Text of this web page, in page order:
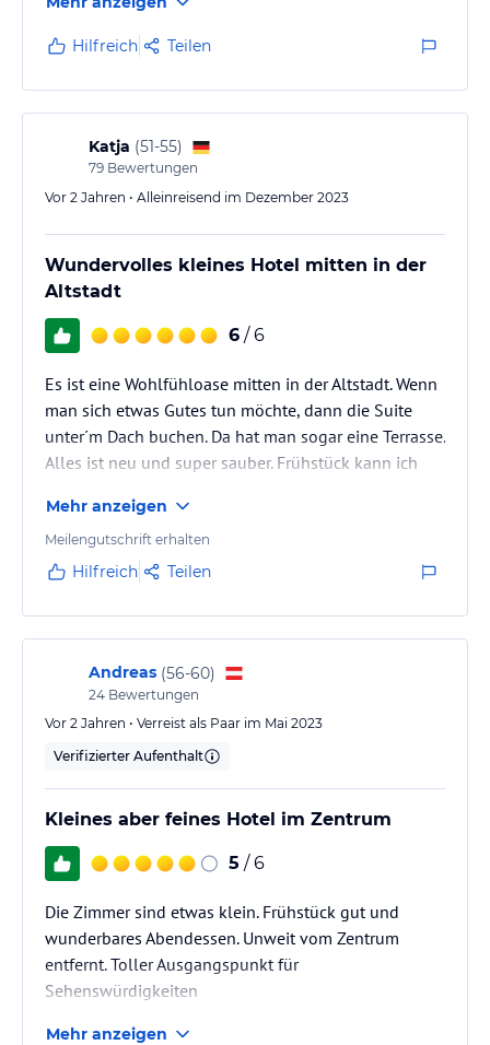
Hilfreich Teilen
Katja (51-55)
79 Bewertungen
Vor 2 Jahren • Alleinreisend im Dezember 2023
Wundervolles kleines Hotel mitten in der
Altstadt
6 / 6
Es ist eine Wohlfühloase mitten in der Altstadt. Wenn
man sich etwas Gutes tun möchte, dann die Suite
unter´m Dach buchen. Da hat man sogar eine Terrasse.
Alles ist neu und super sauber. Frühstück kann ich
Lage ist perfekt, um alles fußläufig zu erreichen. Sehr,
sehr freundliche und zuvorkommende Dame an der
Rezeption, ich hab mich vom ersten Moment an
Mehr anzeigen
Meilengutschrift erhalten
Hilfreich Teilen
Andreas (56-60)
24 Bewertungen
Vor 2 Jahren • Verreist als Paar im Mai 2023
Verifizierter Aufenthalt
Kleines aber feines Hotel im Zentrum
5 / 6
Die Zimmer sind etwas klein. Frühstück gut und
wunderbares Abendessen. Unweit vom Zentrum
entfernt. Toller Ausgangspunkt für
Sehenswürdigkeiten
Mehr anzeigen